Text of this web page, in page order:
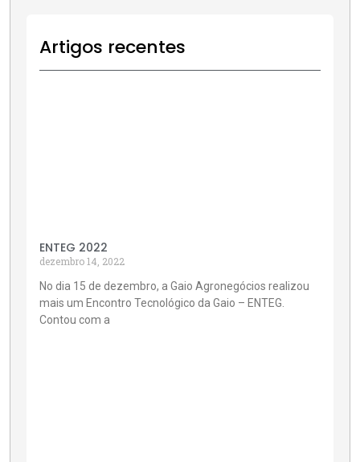
Artigos recentes
ENTEG 2022
dezembro 14, 2022
No dia 15 de dezembro, a Gaio Agronegócios realizou
mais um Encontro Tecnológico da Gaio – ENTEG.
Contou com a